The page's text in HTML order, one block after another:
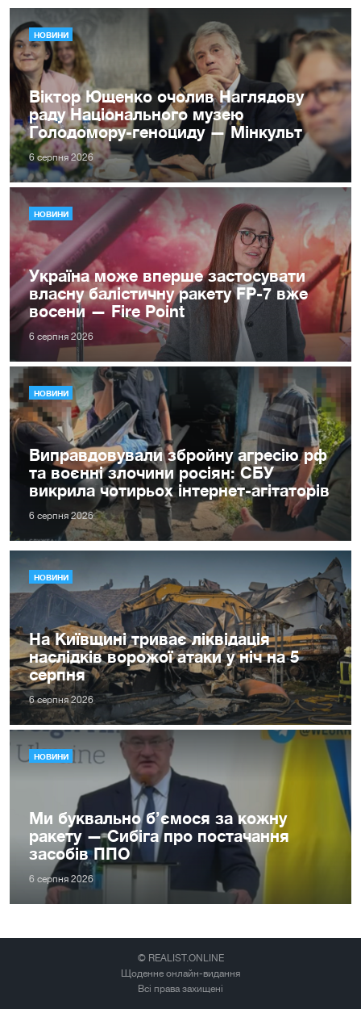
НОВИНИ
Віктор Ющенко очолив Наглядову
раду Національного музею
Голодомору-геноциду — Мінкульт
6 серпня 2026
НОВИНИ
Україна може вперше застосувати
власну балістичну ракету FP-7 вже
восени — Fire Point
6 серпня 2026
НОВИНИ
Виправдовували збройну агресію рф
та воєнні злочини росіян: СБУ
викрила чотирьох інтернет-агітаторів
6 серпня 2026
НОВИНИ
На Київщині триває ліквідація
наслідків ворожої атаки у ніч на 5
серпня
6 серпня 2026
НОВИНИ
Ми буквально б’ємося за кожну
ракету — Сибіга про постачання
засобів ППО
6 серпня 2026
© REALIST.ONLINE
Щоденне онлайн-видання
Всі права захищені